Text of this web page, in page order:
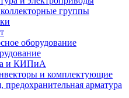
группы
оборудование
и КИПиА
и комплектующие
арматура